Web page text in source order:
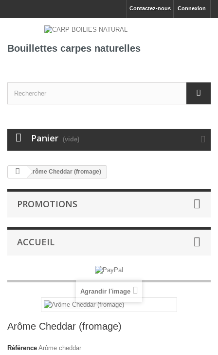
Connexion
Contactez-nous
Bouillettes carpes naturelles
Panier (vide)
Arôme Cheddar (fromage)
PROMOTIONS
ACCUEIL
Agrandir l'image
Arôme Cheddar (fromage)
Référence Arôme cheddar